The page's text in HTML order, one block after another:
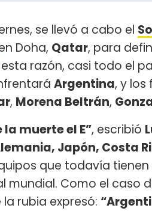
se llevó a cabo el
Doha, Qatar, para
esta razón, casi todo el
Argentina, y los
, Morena Beltrán,
la muerte el E”, escribió
Japón, Costa
que todavía
mundial. Como el caso
rubia expresó: